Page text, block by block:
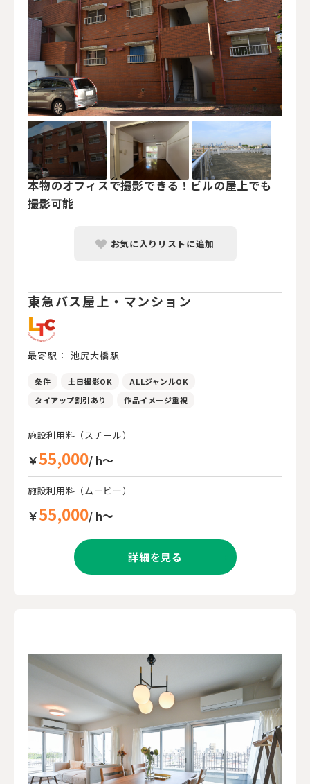
本物のオフィスで撮影できる！ビルの屋上でも
撮影可能
お気に入りリストに追加
東急バス屋上・マンション
最寄駅： 池尻大橋駅
条件 土日撮影OK
ALLジャンルOK
タイアップ割引あり
作品イメージ重視
施設利用料（スチール）
￥55,000/ h～
施設利用料（ムービー）
￥55,000/ h～
詳細を見る